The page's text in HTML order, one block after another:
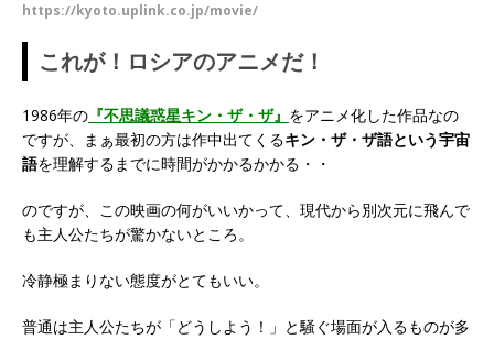
https://kyoto.uplink.co.jp/movie/
これが！ロシアのアニメだ！
1986年の 『不思議惑星キン・ザ・ザ』 をアニメ化した作品なの
ですが、まぁ最初の方は作中出てくるキン・ザ・ザ語という宇宙
語を理解するまでに時間がかかるかかる・・
のですが、この映画の何がいいかって、現代から別次元に飛んで
も主人公たちが驚かないところ。
冷静極まりない態度がとてもいい。
普通は主人公たちが「どうしよう！」と騒ぐ場面が入るものが多